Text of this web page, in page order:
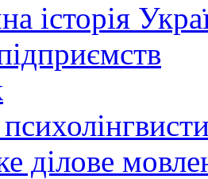
історія
ділове